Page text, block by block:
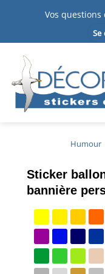
Vos
Se
Humour
Sticker
bannière